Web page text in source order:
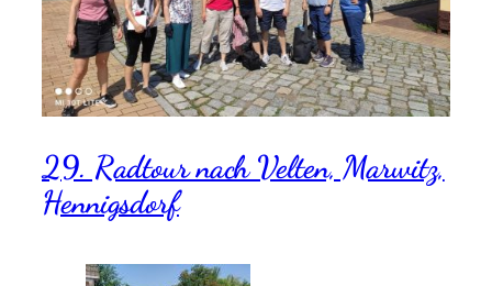
29. Radtour nach Velten, Marwitz,
Hennigsdorf